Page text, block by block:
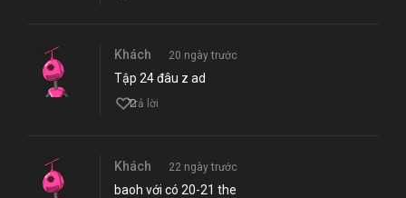
Khách 20 ngày trước
Tập 24 đâu z ad
2
Trả lời
Khách 22 ngày trước
baoh với có 20-21 the